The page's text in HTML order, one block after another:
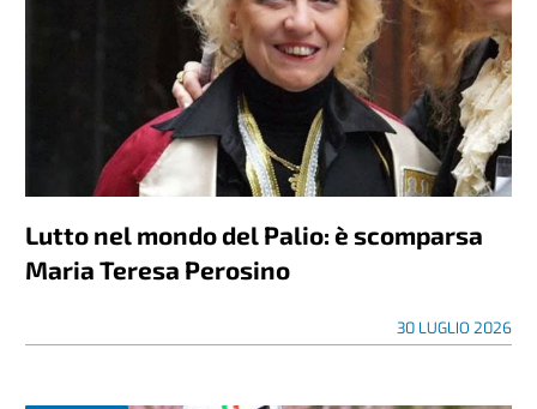
Lutto nel mondo del Palio: è scomparsa
Maria Teresa Perosino
30 LUGLIO 2026